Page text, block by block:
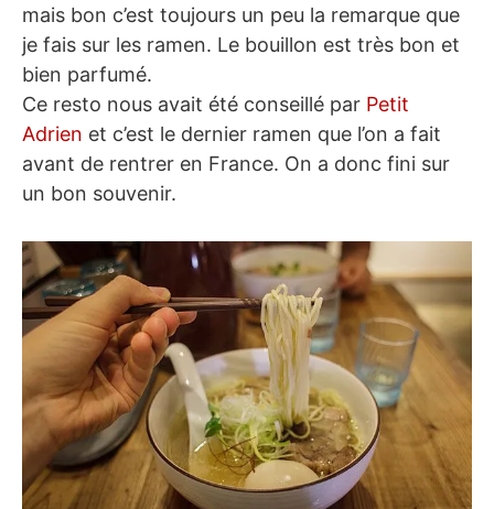
mais bon c’est toujours un peu la remarque que
je fais sur les ramen. Le bouillon est très bon et
bien parfumé.
Ce resto nous avait été conseillé par Petit
Adrien et c’est le dernier ramen que l’on a fait
avant de rentrer en France. On a donc fini sur
un bon souvenir.